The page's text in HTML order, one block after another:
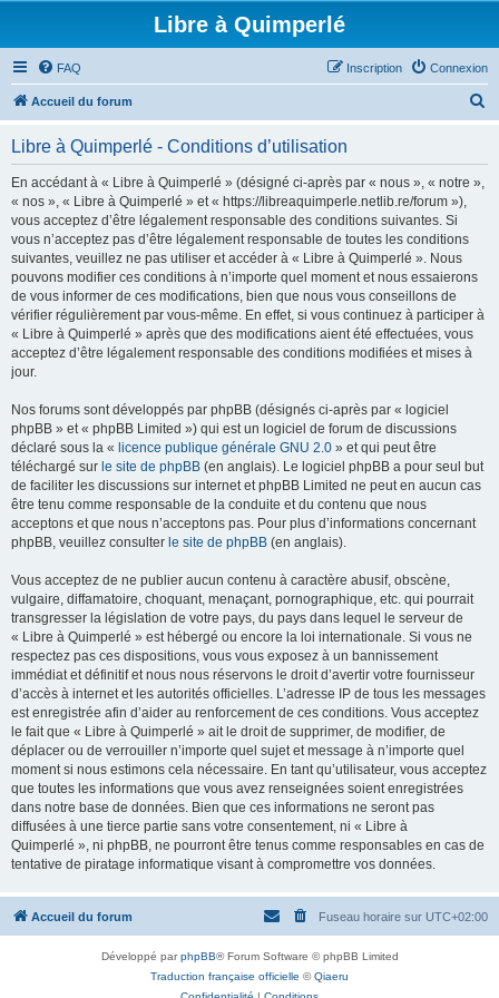
Libre à Quimperlé
FAQ Connexion
Inscription
Accueil du forum
Libre à Quimperlé - Conditions d’utilisation
En accédant à « Libre à Quimperlé » (désigné ci-après par « nous », « notre »,
« nos », « Libre à Quimperlé » et « https://libreaquimperle.netlib.re/forum »),
vous acceptez d’être légalement responsable des conditions suivantes. Si
vous n’acceptez pas d’être légalement responsable de toutes les conditions
suivantes, veuillez ne pas utiliser et accéder à « Libre à Quimperlé ». Nous
pouvons modifier ces conditions à n’importe quel moment et nous essaierons
de vous informer de ces modifications, bien que nous vous conseillons de
vérifier régulièrement par vous-même. En effet, si vous continuez à participer à
« Libre à Quimperlé » après que des modifications aient été effectuées, vous
acceptez d’être légalement responsable des conditions modifiées et mises à
jour.
Nos forums sont développés par phpBB (désignés ci-après par « logiciel
phpBB » et « phpBB Limited ») qui est un logiciel de forum de discussions
déclaré sous la « licence publique générale GNU 2.0 » et qui peut être
téléchargé sur le site de phpBB (en anglais). Le logiciel phpBB a pour seul but
de faciliter les discussions sur internet et phpBB Limited ne peut en aucun cas
être tenu comme responsable de la conduite et du contenu que nous
acceptons et que nous n’acceptons pas. Pour plus d’informations concernant
phpBB, veuillez consulter le site de phpBB (en anglais).
Vous acceptez de ne publier aucun contenu à caractère abusif, obscène,
vulgaire, diffamatoire, choquant, menaçant, pornographique, etc. qui pourrait
transgresser la législation de votre pays, du pays dans lequel le serveur de
« Libre à Quimperlé » est hébergé ou encore la loi internationale. Si vous ne
respectez pas ces dispositions, vous vous exposez à un bannissement
immédiat et définitif et nous nous réservons le droit d’avertir votre fournisseur
d’accès à internet et les autorités officielles. L’adresse IP de tous les messages
est enregistrée afin d’aider au renforcement de ces conditions. Vous acceptez
le fait que « Libre à Quimperlé » ait le droit de supprimer, de modifier, de
déplacer ou de verrouiller n’importe quel sujet et message à n’importe quel
moment si nous estimons cela nécessaire. En tant qu’utilisateur, vous acceptez
que toutes les informations que vous avez renseignées soient enregistrées
dans notre base de données. Bien que ces informations ne seront pas
diffusées à une tierce partie sans votre consentement, ni « Libre à
Quimperlé », ni phpBB, ne pourront être tenus comme responsables en cas de
tentative de piratage informatique visant à compromettre vos données.
Accueil du forum Fuseau horaire sur UTC+02:00
Développé parphpBB® Forum Software © phpBB Limited
Traduction française officielle ©Qiaeru